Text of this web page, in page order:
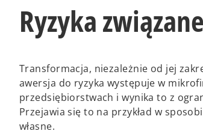
Ryzyka
Transformacja, niezależnie od jej
awersja do ryzyka występuje w
przedsiębiorstwach i wynika to z
Przejawia się to na przykład w
własne.